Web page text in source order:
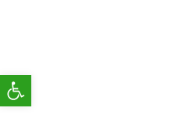
Abrir barra de